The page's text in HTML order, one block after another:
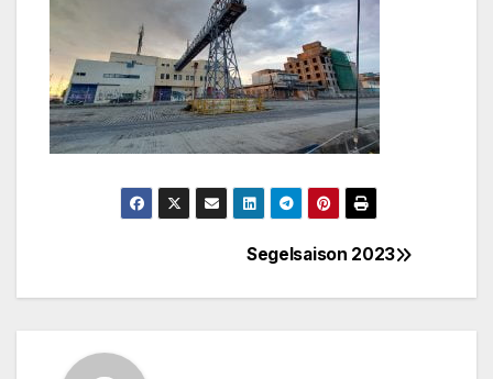
Beitragsnavigation
Segelsaison 2023